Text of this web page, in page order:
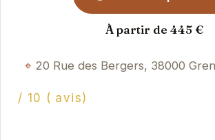
À partir de 445 €
20 Rue des Bergers, 38000
/ 10 ( avis)